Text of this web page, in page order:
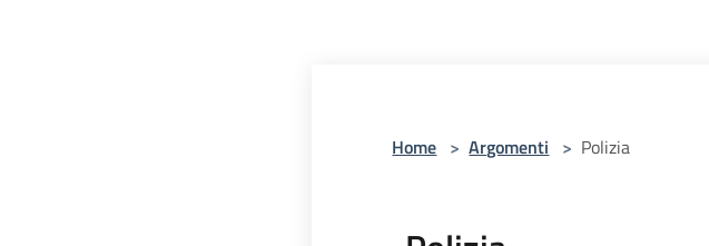
Home > Argomenti > Polizia